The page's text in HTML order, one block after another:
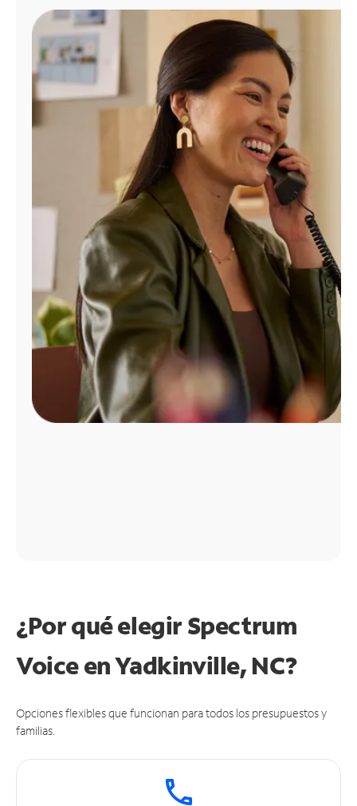
Administrar
cuenta
Encuentra
tienda
¿Por qué elegir Spectrum
Voice en Yadkinville, NC?
Opciones flexibles que funcionan para todos los presupuestos y
familias.